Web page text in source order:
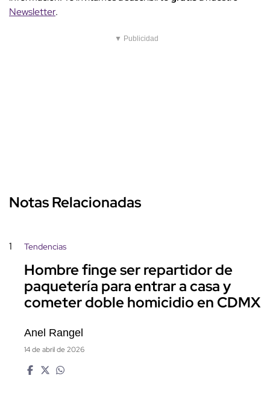
Newsletter.
▼ Publicidad
Notas Relacionadas
1 Tendencias
Hombre finge ser repartidor de
paquetería para entrar a casa y
cometer doble homicidio en CDMX
Anel Rangel
14 de abril de 2026